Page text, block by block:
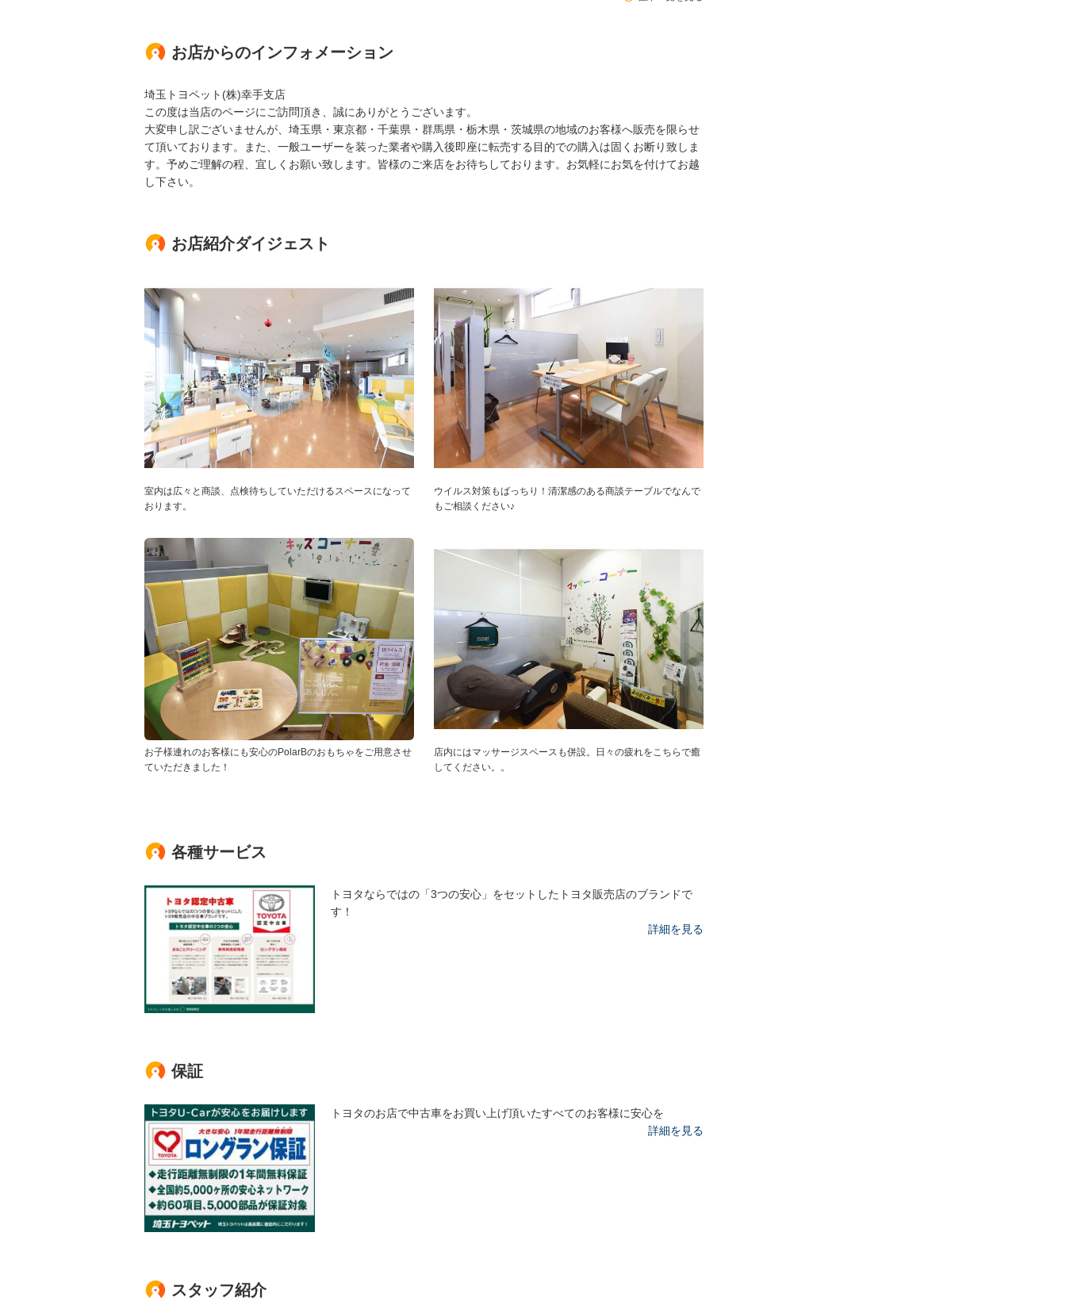
お店からのインフォメーション
埼玉トヨペット(株)幸手支店
この度は当店のページにご訪問頂き、誠にありがとうございます。
大変申し訳ございませんが、埼玉県・東京都・千葉県・群馬県・栃木県・茨城県の地域のお客様へ販売を限らせ
て頂いております。また、一般ユーザーを装った業者や購入後即座に転売する目的での購入は固くお断り致しま
す。予めご理解の程、宜しくお願い致します。皆様のご来店をお待ちしております。お気軽にお気を付けてお越
し下さい。
お店紹介ダイジェスト
室内は広々と商談、点検待ちしていただけるスペースになって
おります。
ウイルス対策もばっちり！清潔感のある商談テーブルでなんで
もご相談ください♪
お子様連れのお客様にも安心のPolarBのおもちゃをご用意させ
ていただきました！
店内にはマッサージスペースも併設。日々の疲れをこちらで癒
してください。。
各種サービス
トヨタならではの「3つの安心」をセットしたトヨタ販売店のブランドで
す！
詳細を見る
保証
トヨタのお店で中古車をお買い上げ頂いたすべてのお客様に安心を
詳細を見る
スタッフ紹介